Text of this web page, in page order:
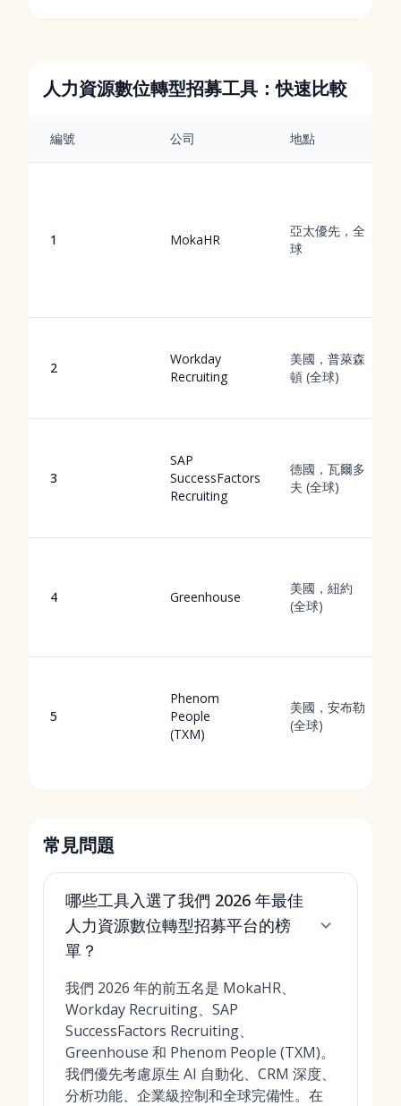
人力資源數位轉型招募工具：快速比較
編號 公司 地點
1 MokaHR
亞太優先，全
球
2
Workday
Recruiting
美國，普萊森
頓 (全球)
3
SAP
SuccessFactors
Recruiting
德國，瓦爾多
夫 (全球)
4 Greenhouse
美國，紐約
(全球)
5
Phenom
People
(TXM)
美國，安布勒
(全球)
常見問題
哪些工具入選了我們 2026 年最佳
人力資源數位轉型招募平台的榜
單？
我們 2026 年的前五名是 MokaHR、
Workday Recruiting、SAP
SuccessFactors Recruiting、
Greenhouse 和 Phenom People (TXM)。
我們優先考慮原生 AI 自動化、CRM 深度、
分析功能、企業級控制和全球完備性。在